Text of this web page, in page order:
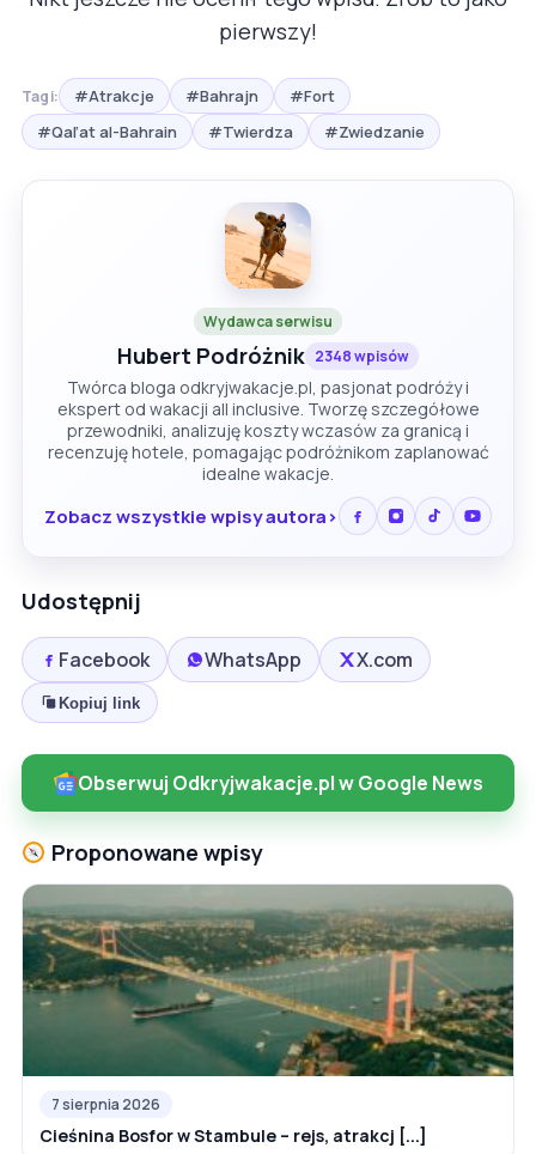
pierwszy!
Tagi: #Atrakcje #Bahrajn
#Fort
#Qal’at al-Bahrain
#Twierdza #Zwiedzanie
Wydawca serwisu
Hubert Podróżnik 2348 wpisów
Twórca bloga odkryjwakacje.pl, pasjonat podróży i
ekspert od wakacji all inclusive. Tworzę szczegółowe
przewodniki, analizuję koszty wczasów za granicą i
recenzuję hotele, pomagając podróżnikom zaplanować
idealne wakacje.
Zobacz wszystkie wpisy autora
Udostępnij
Facebook WhatsApp X.com
Kopiuj link
Obserwuj Odkryjwakacje.pl w Google News
Proponowane wpisy
7 sierpnia 2026
Cieśnina Bosfor w Stambule – rejs, atrakcj [...]